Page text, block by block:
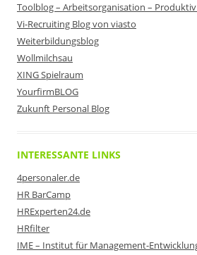
Toolblog – Arbeitsorganisation –
Vi-Recruiting Blog von viasto
Weiterbildungsblog
Wollmilchsau
XING Spielraum
YourfirmBLOG
Zukunft Personal Blog
INTERESSANTE LINKS
4personaler.de
HR BarCamp
HRExperten24.de
HRfilter
IME – Institut für Management-